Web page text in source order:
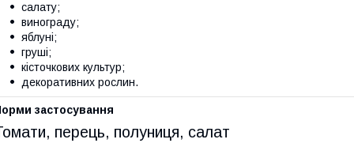
салату;
винограду;
яблуні;
груші;
кісточкових культур;
декоративних рослин.
застосування
перець, полуниця, салат